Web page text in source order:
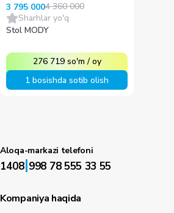
3 795 0004 360 000
Sharhlar yo'q
Stol MODY
276 719 so'm /oy
1 bosishda sotib olish
Aloqa-markazi telefoni
1408|998 78 555 33 55
Kompaniya haqida